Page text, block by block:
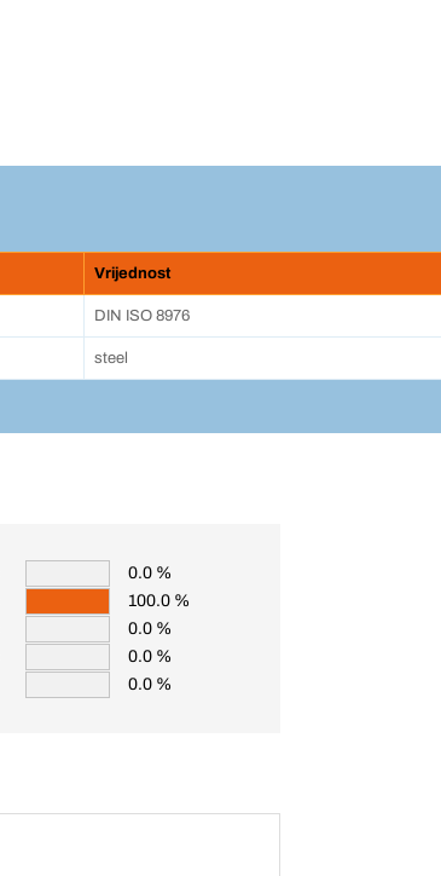
Vrijednost
DIN ISO 8976
steel
0.0 %
100.0 %
0.0 %
0.0 %
0.0 %